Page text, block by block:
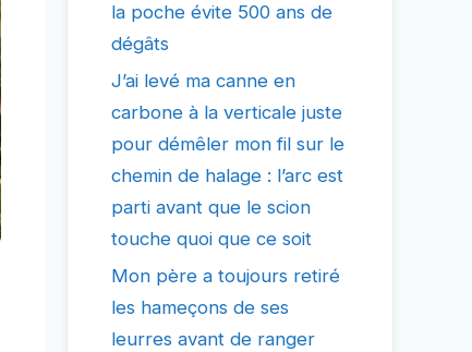
la poche évite 500 ans de
dégâts
J’ai levé ma canne en
carbone à la verticale juste
pour démêler mon fil sur le
chemin de halage : l’arc est
parti avant que le scion
touche quoi que ce soit
Mon père a toujours retiré
les hameçons de ses
leurres avant de ranger